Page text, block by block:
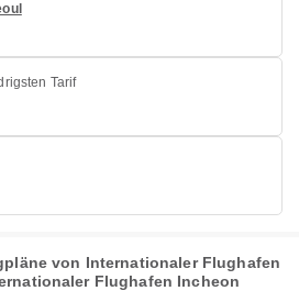
Tarif
von Internationaler Flughafen
Flughafen Incheon